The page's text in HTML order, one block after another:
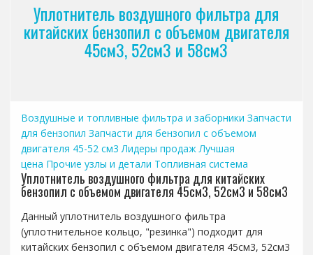
Уплотнитель воздушного фильтра для
китайских бензопил с объемом двигателя
45см3, 52см3 и 58см3
Воздушные и топливные фильтра и заборники Запчасти
для бензопил Запчасти для бензопил с объемом
двигателя 45-52 см3 Лидеры продаж Лучшая
цена Прочие узлы и детали Топливная система
Уплотнитель воздушного фильтра для китайских
бензопил с объемом двигателя 45см3, 52см3 и 58см3
Данный уплотнитель воздушного фильтра
(уплотнительное кольцо, "резинка") подходит для
китайских бензопил с объемом двигателя 45см3, 52см3